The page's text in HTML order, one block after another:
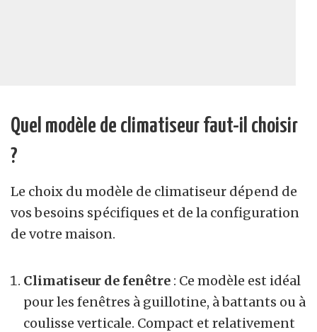
Quel modèle de climatiseur faut-il choisir
?
Le choix du modèle de climatiseur dépend de
vos besoins spécifiques et de la configuration
de votre maison.
Climatiseur de fenêtre : Ce modèle est idéal
pour les fenêtres à guillotine, à battants ou à
coulisse verticale. Compact et relativement